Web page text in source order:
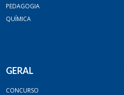
PEDAGOGIA
QUÍMICA
GERAL
CONCURSO